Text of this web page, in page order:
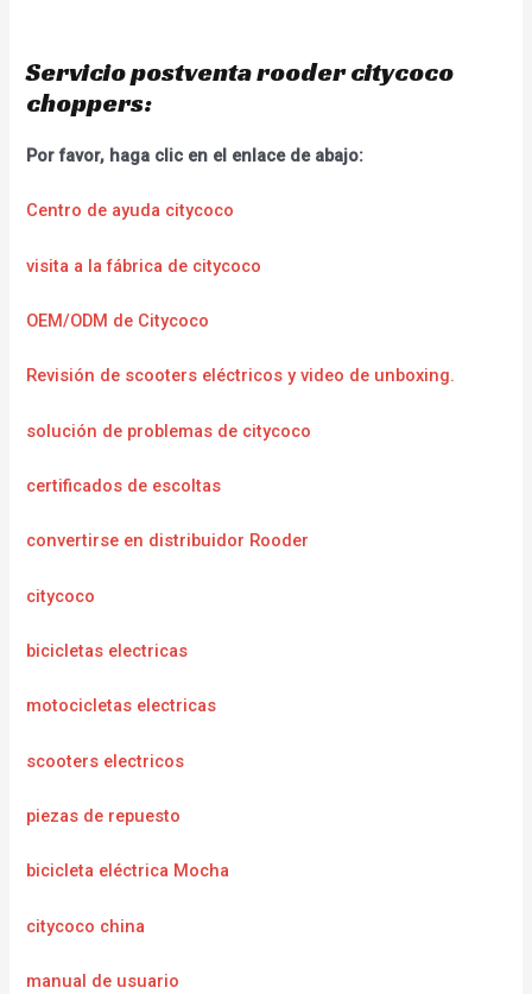
Servicio postventa rooder citycoco
choppers:
Por favor, haga clic en el enlace de abajo:
Centro de ayuda citycoco
visita a la fábrica de citycoco
OEM/ODM de Citycoco
Revisión de scooters eléctricos y video de unboxing.
solución de problemas de citycoco
certificados de escoltas
convertirse en distribuidor Rooder
citycoco
bicicletas electricas
motocicletas electricas
scooters electricos
piezas de repuesto
bicicleta eléctrica Mocha
citycoco china
manual de usuario